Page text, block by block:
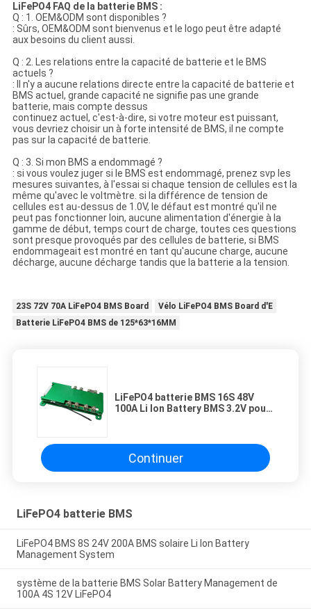
LiFePO4 FAQ de la batterie BMS :
Q : 1. OEM&ODM sont disponibles ?
: Sûrs, OEM&ODM sont bienvenus et le logo peut être adapté
aux besoins du client aussi.
Q : 2. Les relations entre la capacité de batterie et le BMS
actuels ?
: Il n'y a aucune relations directe entre la capacité de batterie et
BMS actuel, grande capacité ne signifie pas une grande
batterie, mais compte dessus
continuez actuel, c'est-à-dire, si votre moteur est puissant,
vous devriez choisir un à forte intensité de BMS, il ne compte
pas sur la capacité de batterie.
Q : 3. Si mon BMS a endommagé ?
: si vous voulez juger si le BMS est endommagé, prenez svp les
mesures suivantes, à l'essai si chaque tension de cellules est la
même qu'avec le voltmètre. si la différence de tension de
cellules est au-dessus de 1.0V, le défaut est montré qu'il ne
peut pas fonctionner loin, aucune alimentation d'énergie à la
gamme de début, temps court de charge, toutes ces questions
sont presque provoqués par des cellules de batterie, si BMS
endommageait est montré en tant qu'aucune charge, aucune
décharge, aucune décharge tandis que la batterie a la tension.
23S 72V 70A LiFePO4 BMS Board
Vélo LiFePO4 BMS Board d'E
Batterie LiFePO4 BMS de 125*63*16MM
LiFePO4 batterie BMS 16S 48V
100A Li Ion Battery BMS 3.2V pour
Continuer
LiFePO4 batterie BMS
LiFePO4 BMS 8S 24V 200A BMS solaire Li Ion Battery
Management System
système de la batterie BMS Solar Battery Management de
100A 4S 12V LiFePO4